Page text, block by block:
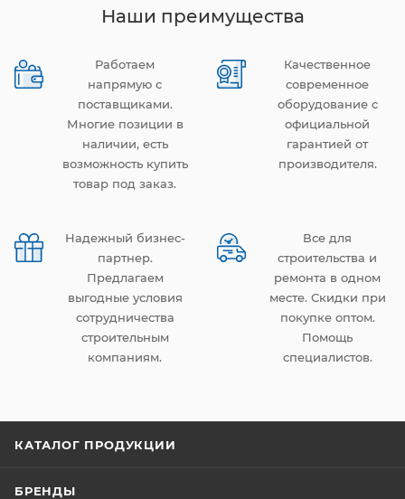
Наши преимущества
Работаем
напрямую с
поставщиками.
Многие позиции в
наличии, есть
возможность купить
товар под заказ.
Качественное
современное
оборудование с
официальной
гарантией от
производителя.
Надежный бизнес-
партнер.
Предлагаем
выгодные условия
сотрудничества
строительным
компаниям.
Все для
строительства и
ремонта в одном
месте. Скидки при
покупке оптом.
Помощь
специалистов.
КАТАЛОГ ПРОДУКЦИИ
БРЕНДЫ